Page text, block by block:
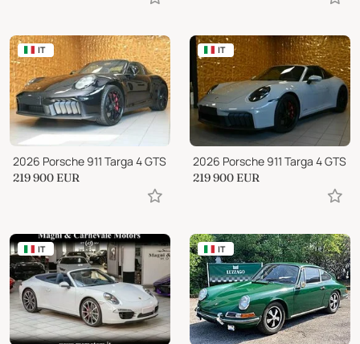
IT
2026 Porsche 911 Targa 4 GTS
219 900 EUR
IT
2026 Porsche 911 Targa 4 GTS
219 900 EUR
IT IT